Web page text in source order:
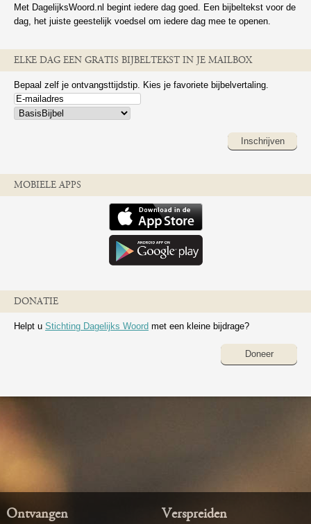
Met DagelijksWoord.nl begint iedere dag goed. Een bijbeltekst voor de
dag, het juiste geestelijk voedsel om iedere dag mee te openen.
ELKE DAG EEN GRATIS BIJBELTEKST IN JE MAILBOX
Bepaal zelf je ontvangsttijdstip. Kies je favoriete bijbelvertaling.
Inschrijven
MOBIELE APPS
DONATIE
Helpt u Stichting Dagelijks Woord met een kleine bijdrage?
Doneer
Ontvangen Verspreiden